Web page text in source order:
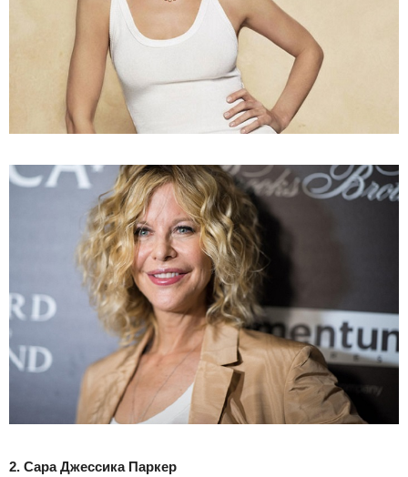
2. Сара Джессика Паркер